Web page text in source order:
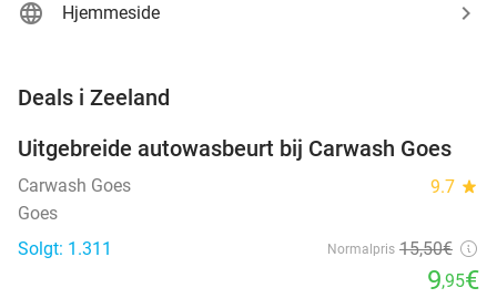
Hjemmeside
Deals i Zeeland
36%
Uitgebreide autowasbeurt bij Carwash Goes
Carwash Goes 9.7 star
Goes
Solgt: 1.311
Normalpris 15,50€
9,95€